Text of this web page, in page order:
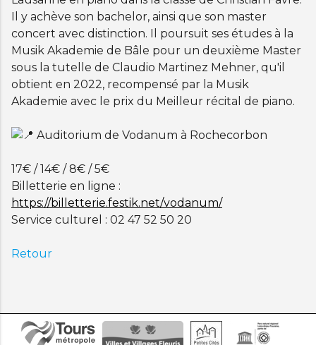
Il y achève son bachelor, ainsi que son master
concert avec distinction. Il poursuit ses études à la
Musik Akademie de Bâle pour un deuxième Master
sous la tutelle de Claudio Martinez Mehner, qu'il
obtient en 2022, recompensé par la Musik
Akademie avec le prix du Meilleur récital de piano.
Auditorium de Vodanum à Rochecorbon
17€ / 14€ / 8€ / 5€
Billetterie en ligne :
https://billetterie.festik.net/vodanum/
Service culturel : 02 47 52 50 20
Retour